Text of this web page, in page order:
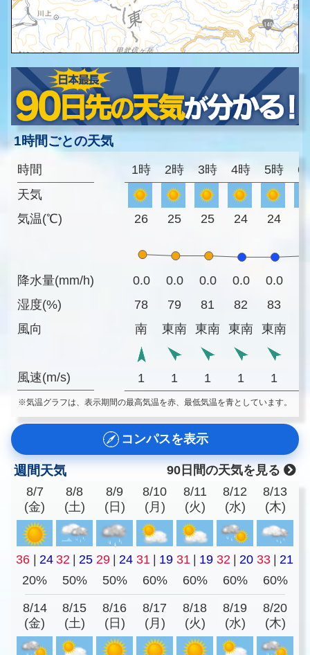
1時間ごとの天気
時間
天気
気温(℃)
降水量(mm/h)
湿度(%)
風向
風速(m/s)
1時 2時 3時 4時 5時 6
26 25 25 24 24
0.0 0.0 0.0 0.0 0.0
78
79 81 82 83
南
東南 東南 東南 東南
1 1 1 1 1
※気温グラフは、表示期間の最高気温を赤、最低気温を青としています。
コンパスを表示
週間天気
90日間の天気を見る
8/7
(金)
8/8
(土)
8/9
(日)
8/10
(月)
8/11
(火)
8/12
(水)
8/13
(木)
36 24 32 25 29 24 31 19 31 19 32 20 33
21
20%
50% 50% 60% 60% 60% 60%
8/14
(金)
8/15
(土)
8/16
(日)
8/17
(月)
8/18
(火)
8/19
(水)
8/20
(木)